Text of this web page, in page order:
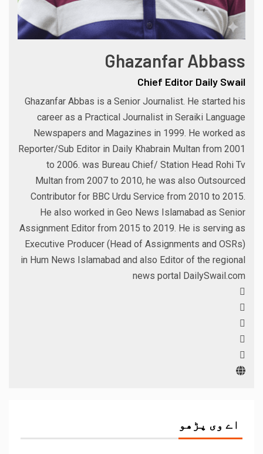
Ghazanfar Abbass
Chief Editor Daily Swail
Ghazanfar Abbas is a Senior Journalist. He started his
career as a Practical Journalist in Seraiki Language
Newspapers and Magazines in 1999. He worked as
Reporter/Sub Editor in Daily Khabrain Multan from 2001
to 2006. was Bureau Chief/ Station Head Rohi Tv
Multan from 2007 to 2010, he was also Outsourced
Contributor for BBC Urdu Service from 2010 to 2015.
He also worked in Geo News Islamabad as Senior
Assignment Editor from 2015 to 2019. He is serving as
Executive Producer (Head of Assignments and OSRs)
in Hum News Islamabad and also Editor of the regional
news portal DailySwail.com
اے وی پڑھو